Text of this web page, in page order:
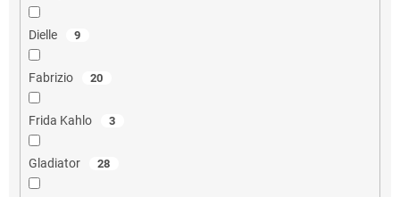
Dielle 9
Fabrizio 20
Frida Kahlo 3
Gladiator 28